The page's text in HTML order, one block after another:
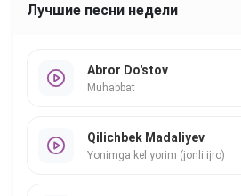
Лучшие песни недели
Abror Do'stov
Muhabbat
Qilichbek Madaliyev
Yonimga kel yorim (jonli ijro)